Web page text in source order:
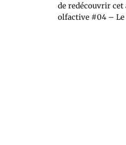
de redécouvrir cet
olfactive #04 – Le